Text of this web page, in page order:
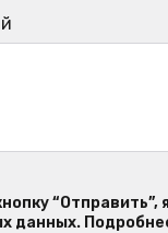
“Отправить”,
данных.